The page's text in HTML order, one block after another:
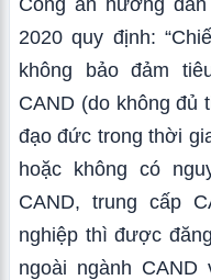
Công an hướng
2020 quy định:
không bảo đảm
CAND (do không đủ
đạo đức trong thời
hoặc không có
CAND, trung cấp
nghiệp thì được
ngoài ngành